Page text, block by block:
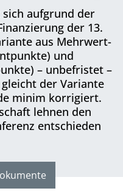
aufgrund der
der 13.
aus Mehr­wert­
und
– unbefristet –
der Variante
minim korrigiert.
lehnen den
entschieden